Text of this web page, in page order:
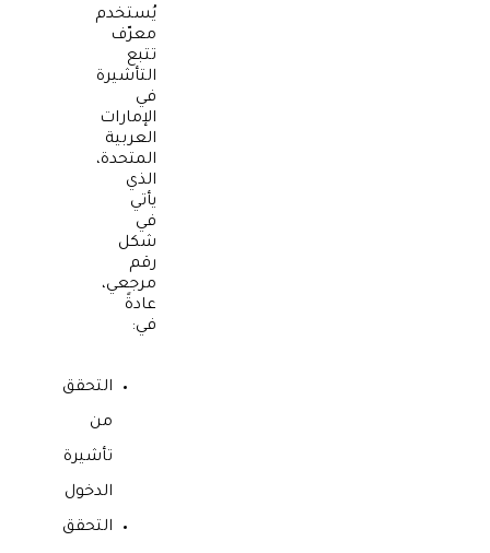
يُستخدم
معرّف
تتبع
التأشيرة
في
الإمارات
العربية
المتحدة،
الذي
يأتي
في
شكل
رقم
مرجعي،
عادةً
في:
التحقق
من
تأشيرة
الدخول
التحقق